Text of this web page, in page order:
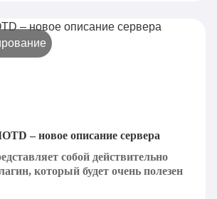
– новое описание сервера
собой действительно
который будет очень полезен